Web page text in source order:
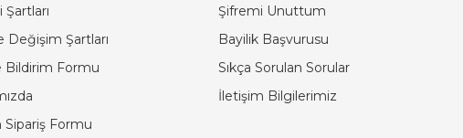
Şartları
Değişim Şartları
Bildirim Formu
Sipariş Formu
Şifremi Unuttum
Bayilik Başvurusu
Sıkça Sorulan Sorular
İletişim Bilgilerimiz